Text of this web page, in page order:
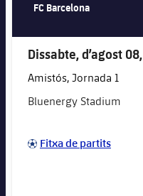
FC Barcelona
Dissabte, d’agost 08,
Amistós, Jornada 1
Bluenergy Stadium
Fitxa de partits